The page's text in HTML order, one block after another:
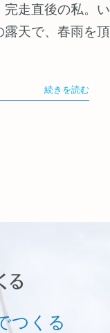
走直後の私。い
露天で、春雨を頂
続きを読む
つくる